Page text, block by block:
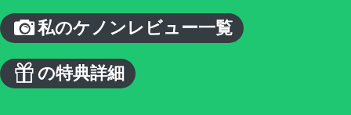
私のケノンレビュー一覧
の特典詳細